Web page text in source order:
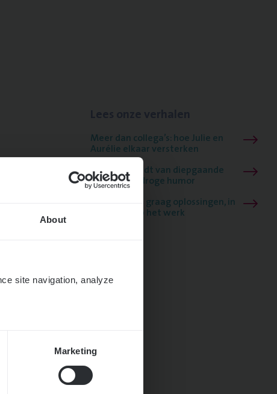
About
site navigation, analyze
Marketing
Meer dan collega’s: hoe Julie en
Aurélie elkaar versterken
Mathias houdt van diepgaande
dossiers én droge humor
Thalia zoekt graag oplossingen, in
games én op het werk